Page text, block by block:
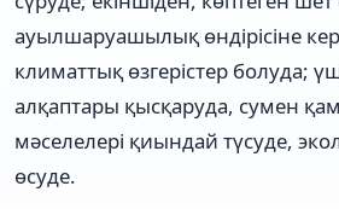
ауылшаруашылық өндірісіне
климаттық өзгерістер болуда;
алқаптары қысқаруда, сумен
мәселелері қиындай түсуде,
өсуде.